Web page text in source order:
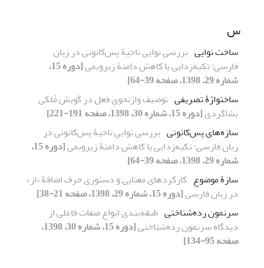
س
ساخت نوایی بررسیِ نواییِ ناحیۀ پس‌کانونی در زبان
فارسی: تکیه‌زدایی یا کاهش دامنۀ زیروبمی
[دوره 15،
شماره 29، 1398، صفحه 39-64]
ساختواژۀ تصریفی توصیف واژنحویِ فعل در گویش مُلکی
بشاگردی[دوره 15، شماره 30، 1398، صفحه 191-221]
سازه‌های پس‌کانونی بررسیِ نواییِ ناحیۀ پس‌کانونی در
زبان فارسی: تکیه‌زدایی یا کاهش دامنۀ زیروبمی
[دوره 15،
شماره 29، 1398، صفحه 39-64]
سازۀ موضوع کارکردهای معنایی و دستوریِ حرف اضافۀ «از»
در زبان فارسی[دوره 15، شماره 29، 1398، صفحه 21-38]
سرنمون رده‌شناختی طبقه‌بندی انواع صفات فاعلی از
دیدگاه سرنمون رده‌شناختی
[دوره 15، شماره 30، 1398،
صفحه 95-134]